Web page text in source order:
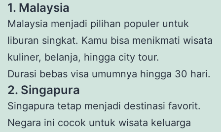
1. Malaysia
Malaysia menjadi pilihan populer untuk
liburan singkat. Kamu bisa menikmati wisata
kuliner, belanja, hingga city tour.
Durasi bebas visa umumnya hingga 30 hari.
2. Singapura
Singapura tetap menjadi destinasi favorit.
Negara ini cocok untuk wisata keluarga